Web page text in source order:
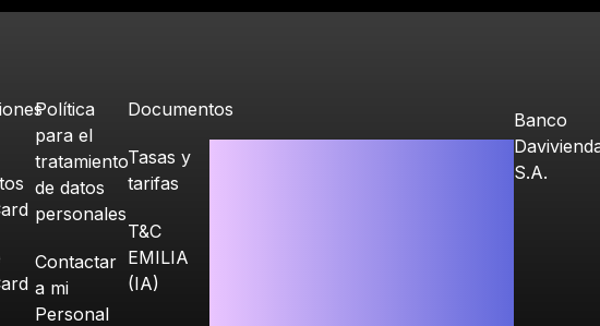
Política
para el
tratamiento
de datos
personales
Contactar
a mi
Personal
Documentos
Tasas y
tarifas
T&C
EMILIA
(IA)
Banco
S.A.